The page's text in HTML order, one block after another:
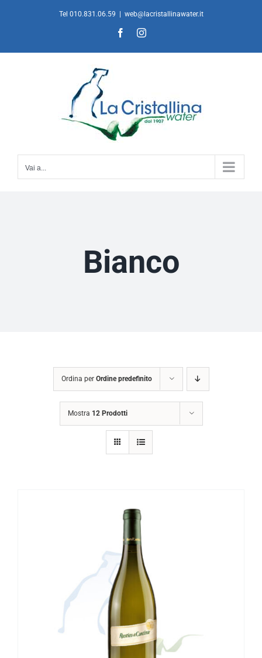
Tel 010.831.06.59 web@lacristallinawater.it
FacebookInstagram
Vai a...
Bianco
Ordina per Ordine predefinito
Mostra 12 Prodotti